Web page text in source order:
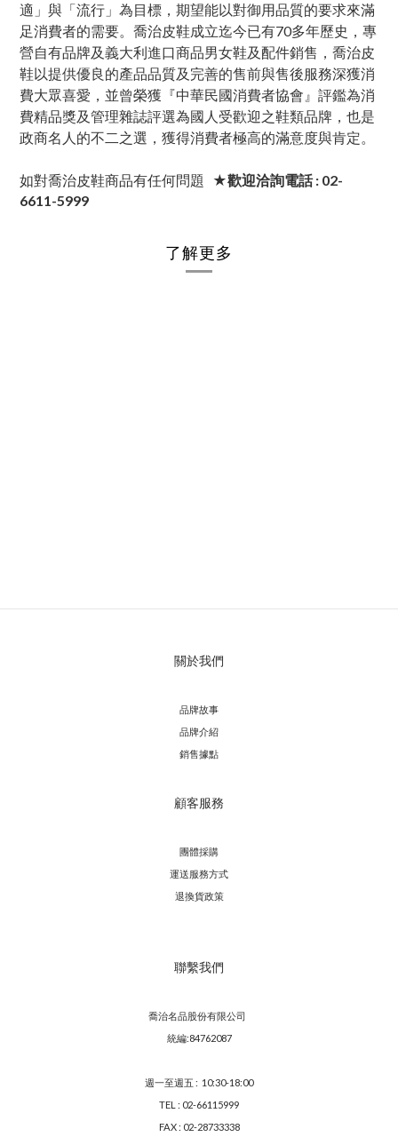
適」與「流行」為目標，期望能以對御用品質的要求來滿
足消費者的需要。喬治皮鞋成立迄今已有70多年歷史，專
營自有品牌及義大利進口商品男女鞋及配件銷售，喬治皮
鞋以提供優良的產品品質及完善的售前與售後服務深獲消
費大眾喜愛，並曾榮獲『中華民國消費者協會』評鑑為消
費精品獎及管理雜誌評選為國人受歡迎之鞋類品牌，也是
政商名人的不二之選，獲得消費者極高的滿意度與肯定。
如對喬治皮鞋商品有任何問題
★歡迎洽詢電話 : 02-
6611-5999
了解更多
關於我們
品牌故事
品牌介紹
銷售據點
顧客服務
團體採購
運送服務方式
退換貨政策
聯繫我們
喬治名品股份有限公司
統編:84762087
週一至週五 : 10:30-18:00
TEL : 02-66115999
FAX : 02-28733338